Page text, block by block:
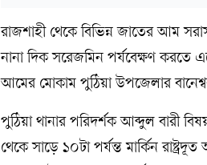
রাজশাহী থেকে বিভিন্ন জাতের আম
নানা দিক সরেজমিন পর্যবেক্ষণ করতে
আমের মোকাম পুঠিয়া উপজেলার
পুঠিয়া থানার পরিদর্শক আব্দুল বারী
থেকে সাড়ে ১০টা পর্যন্ত মার্কিন